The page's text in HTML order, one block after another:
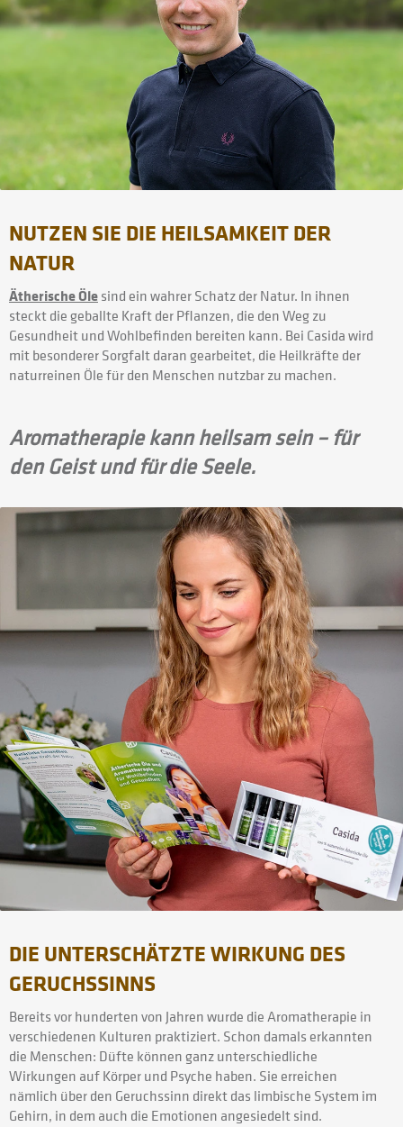
NUTZEN SIE DIE HEILSAMKEIT DER
NATUR
Ätherische Ölesind ein wahrer Schatz der Natur. In ihnen
steckt die geballte Kraft der Pflanzen, die den Weg zu
Gesundheit und Wohlbefinden bereiten kann. Bei Casida wird
mit besonderer Sorgfalt daran gearbeitet, die Heilkräfte der
naturreinen Öle für den Menschen nutzbar zu machen.
Aromatherapie kann heilsam sein – für
den Geist und für die Seele.
DIE UNTERSCHÄTZTE WIRKUNG DES
GERUCHSSINNS
Bereits vor hunderten von Jahren wurde die Aromatherapie in
verschiedenen Kulturen praktiziert. Schon damals erkannten
die Menschen: Düfte können ganz unterschiedliche
Wirkungen auf Körper und Psyche haben. Sie erreichen
nämlich über den Geruchssinn direkt das limbische System im
Gehirn, in dem auch die Emotionen angesiedelt sind.